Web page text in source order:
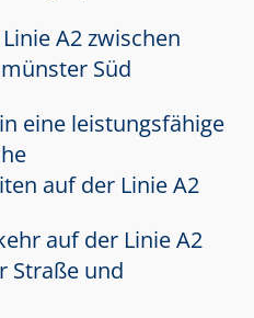
A2 zwischen
Süd
eine leistungsfähige
auf der Linie A2
auf der Linie A2
Straße und